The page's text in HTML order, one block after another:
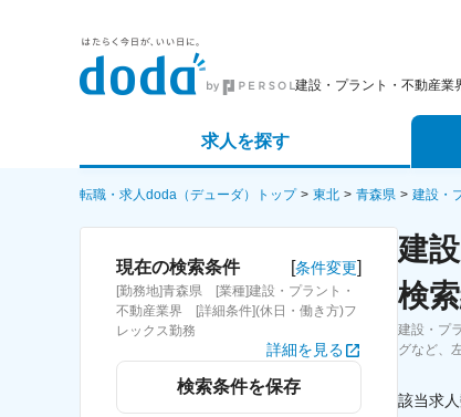
建設・プラント・不動産業
求人を探す
詳細条件から探す
求人特集から探す
エ
ス
パ
転職・求人doda（デューダ）トップ 東北 青森県 建設・
現在の検索条件 [条件変更]
[勤務地]青森県 [業種]建設・プラント・
不動産業界 [詳細条件](休日・働き方)フ
レックス勤務
詳細を見る
検索条件を保存
建
検
建設・プ
グなど、
該当求